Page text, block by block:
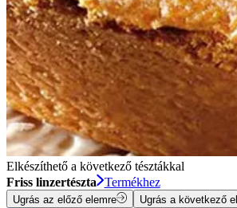
Elkészíthető a következő tésztákkal
Friss linzertészta
Termékhez
Ugrás az előző elemre Ugrás a következő